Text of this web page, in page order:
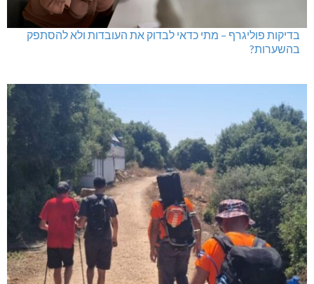
בדיקות פוליגרף – מתי כדאי לבדוק את העובדות ולא להסתפק
בהשערות?